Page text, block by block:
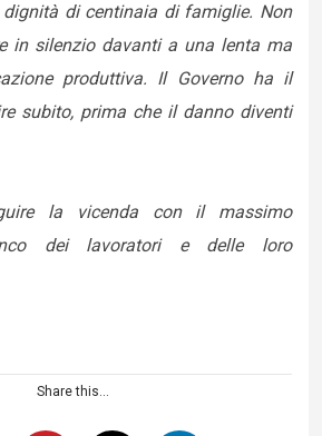
di centinaia di famiglie. Non
in silenzio davanti a una lenta ma
produttiva. Il Governo ha il
subito, prima che il danno diventi
la vicenda con il massimo
dei lavoratori e delle loro
Share this...